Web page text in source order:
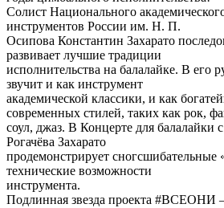
Солист Национального
инструментов России им. Н. П.
Осипова Константин Захарато
развивает лучшие традиции
исполнительства на балалайке. В его
звучит и как инструмент
академической классики, и как
современных стилей, таких как рок,
соул, джаз. В Концерте для балалайки
Рогачёва Захарато
продемонстрирует сногсшибательные
технические возможности
инструмента.
Подлинная звезда проекта #ВСЕОНИ